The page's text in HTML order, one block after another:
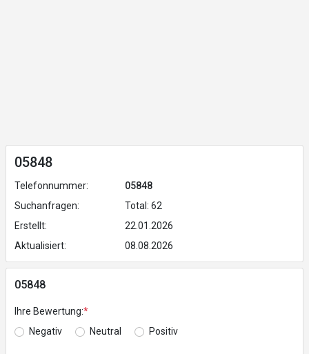
05848
Telefonnummer:
05848
Suchanfragen:
Total: 62
Erstellt:
22.01.2026
Aktualisiert:
08.08.2026
05848
Ihre Bewertung:*
Negativ
Neutral Positiv